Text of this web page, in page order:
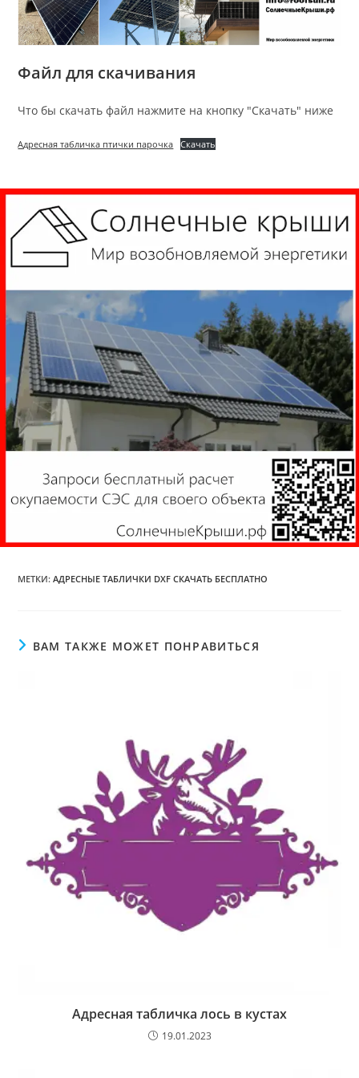
Файл для скачивания
Что бы скачать файл нажмите на кнопку "Скачать" ниже
Адресная табличка птички парочка Скачать
МЕТКИ:АДРЕСНЫЕ ТАБЛИЧКИ DXF СКАЧАТЬ БЕСПЛАТНО
ВАМ ТАКЖЕ МОЖЕТ ПОНРАВИТЬСЯ
Адресная табличка лось в кустах
19.01.2023